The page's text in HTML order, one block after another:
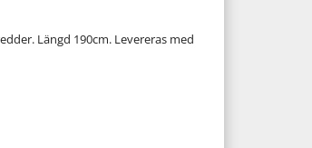
Längd 190cm. Levereras med